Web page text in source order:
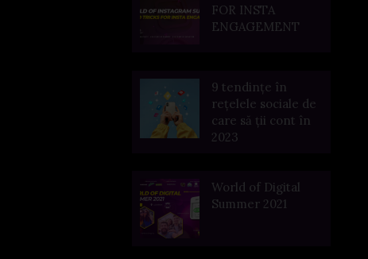
FOR INSTA
ENGAGEMENT
9 tendințe în
rețelele sociale de
care să ții cont în
2023
World of Digital
Summer 2021